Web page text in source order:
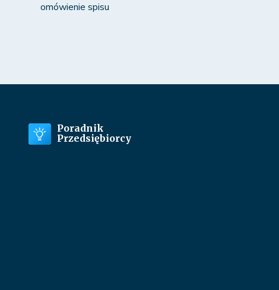
omówienie spisu
Poradnik
Przedsiębiorcy